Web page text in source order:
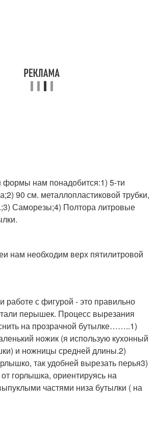
формы нам понадобится:1) 5-ти
90 см. металлопластиковой трубки,
Саморезы;4) Полтора литровые
нам необходим верх пятилитровой
с фигурой - это правильно
перышек. Процесс вырезания
на прозрачной бутылке……..1)
ножик (я использую кухонный
и ножницы средней длины.2)
так удобней вырезать перья3)
горлышка, ориентируясь на
частями низа бутылки ( на